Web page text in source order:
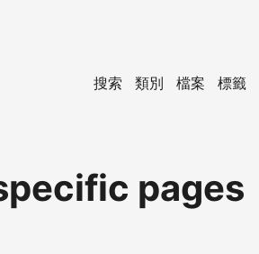
搜索 類別 檔案 標籤
pages